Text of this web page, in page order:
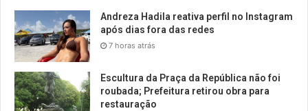
Andreza Hadila reativa perfil no Instagram
após dias fora das redes
7 horas atrás
Escultura da Praça da República não foi
roubada; Prefeitura retirou obra para
restauração